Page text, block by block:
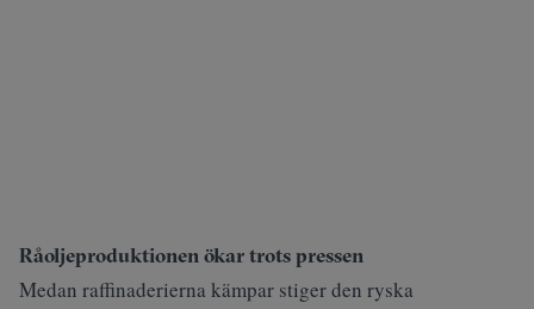
Råoljeproduktionen ökar trots pressen
Medan raffinaderierna kämpar stiger den ryska